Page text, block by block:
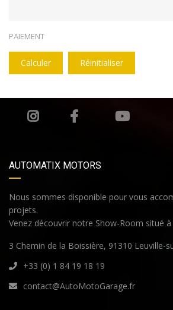
PAIEMENT
Calculer Réinitialiser
AUTOMATIX MOTORS
Nous sommes disponible pour vous
projets.
Venez découvrir notre Show-Room situé à
3 Chemin de la Boissière, 91310 Leuville-
+33 (0) 1 84 19 18 19
contact@AutoMotoGarage.fr